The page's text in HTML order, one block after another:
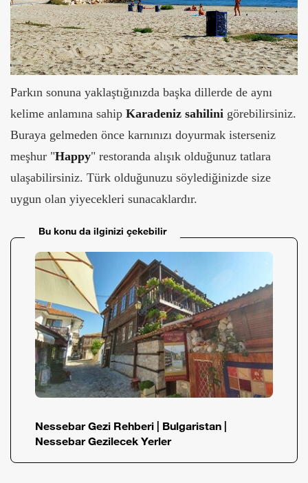
Parkın sonuna yaklaştığınızda başka dillerde de aynı
kelime anlamına sahip Karadeniz sahilini görebilirsiniz.
Buraya gelmeden önce karnınızı doyurmak isterseniz
meşhur "Happy" restoranda alışık olduğunuz tatlara
ulaşabilirsiniz. Türk olduğunuzu söylediğinizde size
uygun olan yiyecekleri sunacaklardır.
Bu konu da ilginizi çekebilir
Nessebar Gezi Rehberi | Bulgaristan |
Nessebar Gezilecek Yerler